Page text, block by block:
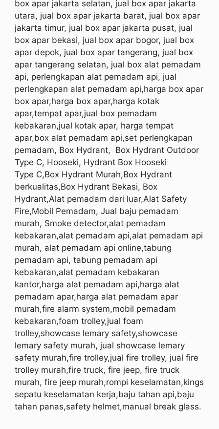
box apar jakarta selatan, jual box apar jakarta
utara, jual box apar jakarta barat, jual box apar
jakarta timur, jual box apar jakarta pusat, jual
box apar bekasi, jual box apar bogor, jual box
apar depok, jual box apar tangerang, jual box
apar tangerang selatan, jual box alat pemadam
api, perlengkapan alat pemadam api, jual
perlengkapan alat pemadam api,harga box apar
box apar,harga box apar,harga kotak
apar,tempat apar,jual box pemadam
kebakaran,jual kotak apar, harga tempat
apar,box alat pemadam api,set perlengkapan
pemadam, Box Hydrant, Box Hydrant Outdoor
Type C, Hooseki, Hydrant Box Hooseki
Type C,Box Hydrant Murah,Box Hydrant
berkualitas,Box Hydrant Bekasi, Box
Hydrant,Alat pemadam dari luar,Alat Safety
Fire,Mobil Pemadam, Jual baju pemadam
murah, Smoke detector,alat pemadam
kebakaran,alat pemadam api,alat pemadam api
murah, alat pemadam api online,tabung
pemadam api, tabung pemadam api
kebakaran,alat pemadam kebakaran
kantor,harga alat pemadam api,harga alat
pemadam apar,harga alat pemadam apar
murah,fire alarm system,mobil pemadam
kebakaran,foam trolley,jual foam
trolley,showcase lemary safety,showcase
lemary safety murah, jual showcase lemary
safety murah,fire trolley,jual fire trolley, jual fire
trolley murah,fire truck, fire jeep, fire truck
murah, fire jeep murah,rompi keselamatan,kings
sepatu keselamatan kerja,baju tahan api,baju
tahan panas,safety helmet,manual break glass.